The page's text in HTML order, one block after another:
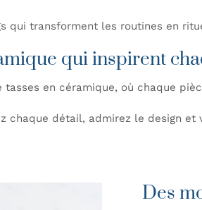
qui transforment les routines en
qui inspirent
tasses en céramique, où chaque
chaque détail, admirez le design et
Des